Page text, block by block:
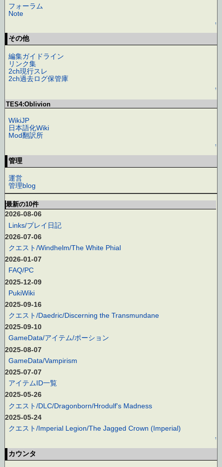
フォーラム
Note
↑
その他
編集ガイドライン
リンク集
2ch現行スレ
2ch過去ログ保管庫
↑
TES4:Oblivion
WikiJP
日本語化Wiki
Mod翻訳所
↑
管理
運営
管理blog
最新の10件
2026-08-06
Links/プレイ日記
2026-07-06
クエスト/Windhelm/The White Phial
2026-01-07
FAQ/PC
2025-12-09
PukiWiki
2025-09-16
クエスト/Daedric/Discerning the Transmundane
2025-09-10
GameData/アイテム/ポーション
2025-08-07
GameData/Vampirism
2025-07-07
アイテムID一覧
2025-05-26
クエスト/DLC/Dragonborn/Hrodulf's Madness
2025-05-24
クエスト/Imperial Legion/The Jagged Crown (Imperial)
↑
カウンタ